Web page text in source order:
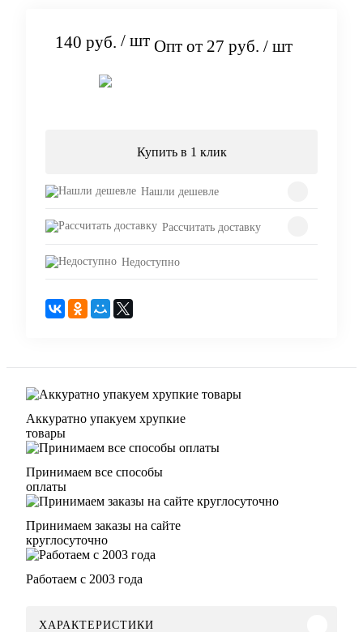
140 руб. / шт Опт от 27 руб. / шт
Купить в 1 клик
Нашли дешевле
Рассчитать доставку
Недоступно
Аккуратно упакуем хрупкие
товары
Принимаем все способы
оплаты
Принимаем заказы на сайте
круглосуточно
Работаем с 2003 года
ХАРАКТЕРИСТИКИ